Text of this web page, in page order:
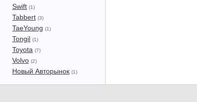
Swift (1)
Tabbert (3)
TaeYoung (1)
Tongil (1)
Toyota (7)
Volvo (2)
Новый Авторынок (1)